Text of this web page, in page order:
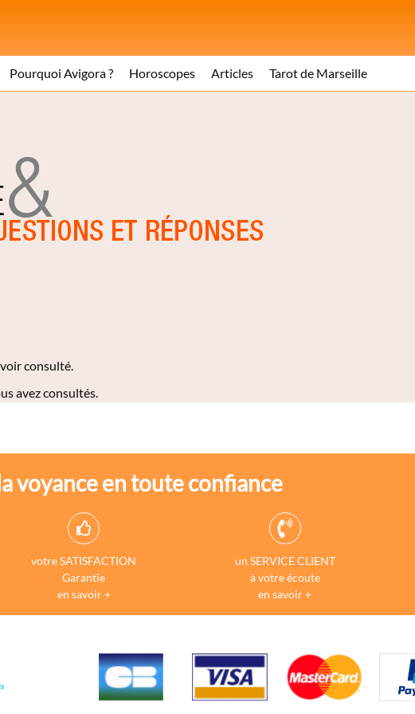
Pourquoi Avigora ? Horoscopes Articles Tarot de Marseille
consulté.
avez consultés.
voyance en toute confiance
votre SATISFACTION
Garantie
en savoir +
un SERVICE CLIENT
à votre écoute
en savoir +